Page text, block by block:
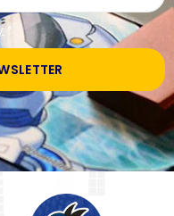
*